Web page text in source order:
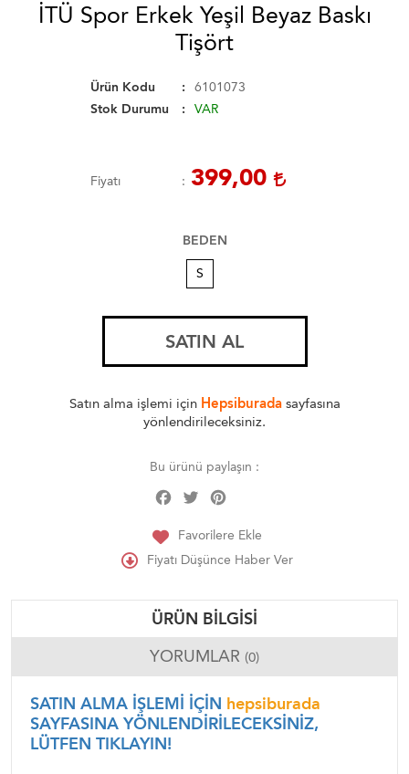
İTÜ Spor Erkek Yeşil Beyaz Baskı
Tişört
Ürün Kodu
6101073
Stok Durumu
VAR
Fiyatı 399,00
BEDEN
S
SATIN AL
Satın alma işlemi için Hepsiburadasayfasına
yönlendirileceksiniz.
Bu ürünü paylaşın :
Facebook
Twitter
Favorilere Ekle
Fiyatı Düşünce Haber Ver
ÜRÜN BILGISI
YORUMLAR (0)
SATIN ALMA İŞLEMİ İÇİN hepsiburada
SAYFASINA YÖNLENDİRİLECEKSİNİZ,
LÜTFEN TIKLAYIN!